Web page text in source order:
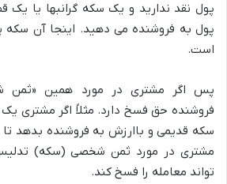
پول نقد ندارید و یک سکه گرانبها یا یک
پول به فروشنده می دهید. اینجا آن سکه
است.
پس اگر مشتری در مورد همین «ثمن
فروشنده حق فسخ دارد. مثلاً اگر مشتری
سکه قدیمی و باارزش به فروشنده بدهد تا
مشتری در مورد ثمن شخصی (سکه)
تواند معامله را فسخ کند.